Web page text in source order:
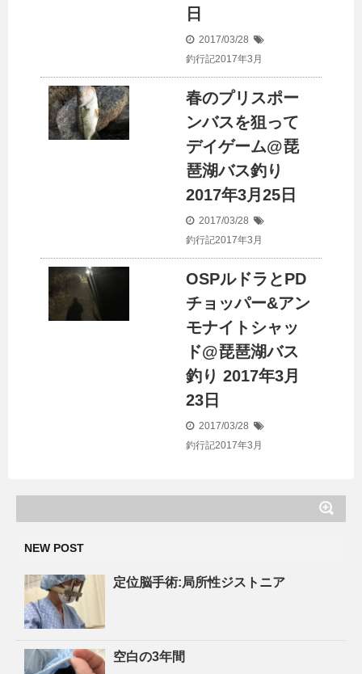
日
2017/03/28
釣行記2017年3月
春のプリスポー
ンバスを狙って
デイゲーム@琵
琶湖バス釣り
2017年3月25日
2017/03/28
釣行記2017年3月
OSPルドラとPD
チョッパー&アン
モナイトシャッ
ド@琵琶湖バス
釣り 2017年3月
23日
2017/03/28
釣行記2017年3月
NEW POST
定位脳手術:局所性ジストニア
空白の3年間